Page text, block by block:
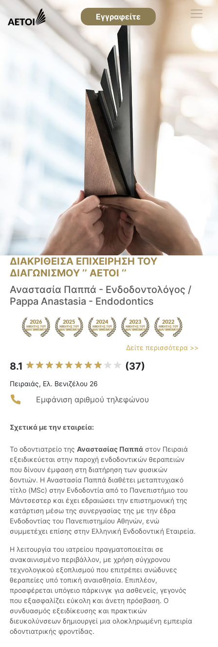
Εγγραφείτε
ΔΙΑΚΡΙΘΕΙΣΑ ΕΠΙΧΕΙΡΗΣΗ ΤΟΥ
ΔΙΑΓΩΝΙΣΜΟΥ ‘’ ΑΕΤΟΙ ‘’
Αναστασία Παππά - Ενδοδοντολόγος /
Pappa Anastasia - Endodontics
Δείτε περισσότερα >>
8.1 (37)
Πειραιάς, Ελ. Βενιζέλου 26
Εμφάνιση αριθμού τηλεφώνου
Σχετικά με την εταιρεία:
Το οδοντιατρείο της Αναστασίας Παππά στον Πειραιά
εξειδικεύεται στην παροχή ενδοδοντικών θεραπειών
που δίνουν έμφαση στη διατήρηση των φυσικών
δοντιών. Η Αναστασία Παππά διαθέτει μεταπτυχιακό
τίτλο (MSc) στην Ενδοδοντία από το Πανεπιστήμιο του
Μάντσεστερ και έχει εδραιώσει την επιστημονική της
κατάρτιση μέσω της συνεργασίας της με την έδρα
Ενδοδοντίας του Πανεπιστημίου Αθηνών, ενώ
συμμετέχει επίσης στην Ελληνική Ενδοδοντική Εταιρεία.
Η λειτουργία του ιατρείου πραγματοποιείται σε
ανακαινισμένο περιβάλλον, με χρήση σύγχρονου
τεχνολογικού εξοπλισμού που επιτρέπει ανώδυνες
θεραπείες υπό τοπική αναισθησία. Επιπλέον,
προσφέρεται υπόγειο πάρκινγκ για ασθενείς, γεγονός
που εξασφαλίζει εύκολη και άνετη πρόσβαση. Ο
συνδυασμός εξειδίκευσης και πρακτικών
διευκολύνσεων δημιουργεί μια ολοκληρωμένη εμπειρία
οδοντιατρικής φροντίδας.